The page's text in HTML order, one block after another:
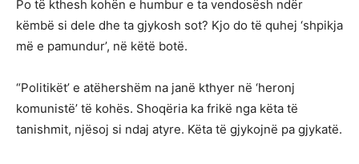
Po të kthesh kohën e humbur e ta vendosësh ndër
këmbë si dele dhe ta gjykosh sot? Kjo do të quhej ‘shpikja
më e pamundur’, në këtë botë.
“Politikët’ e atëhershëm na janë kthyer në ‘heronj
komunistë’ të kohës. Shoqëria ka frikë nga këta të
tanishmit, njësoj si ndaj atyre. Këta të gjykojnë pa gjykatë.